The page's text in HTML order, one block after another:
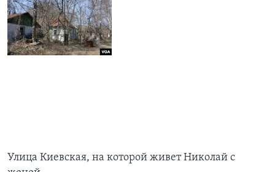
Улица Киевская, на которой живет Николай с